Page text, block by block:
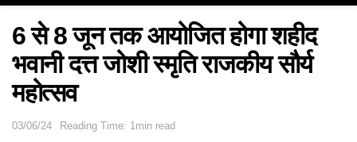
6 से 8 जून तक आयोजित होगा शहीद
भवानी दत्त जोशी स्मृति राजकीय सौर्य
महोत्सव
03/06/24 Reading Time: 1min read